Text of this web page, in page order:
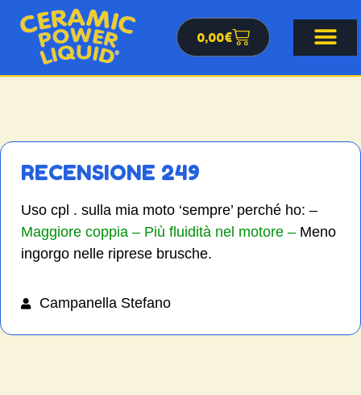
0,00€
RECENSIONE 249
Uso cpl . sulla mia moto ‘sempre’ perché ho: –
Maggiore coppia – Più fluidità nel motore – Meno
ingorgo nelle riprese brusche.
Campanella Stefano